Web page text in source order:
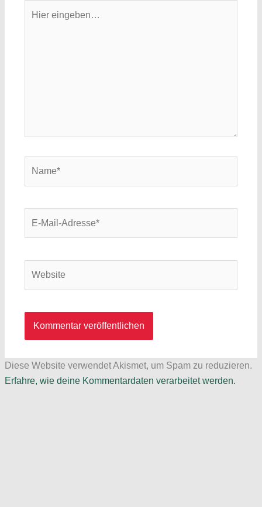
eingeben…
Diese Website verwendet Akismet, um Spam zu reduzieren.
Erfahre, wie deine Kommentardaten verarbeitet werden.